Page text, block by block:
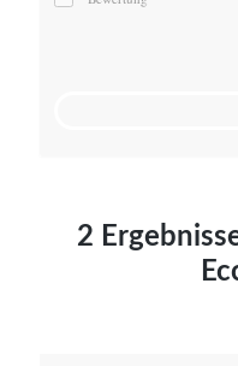
Mato von Vogelstein
2